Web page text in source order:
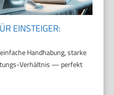
EINSTEIGER:
Handhabung, starke
Verhältnis — perfekt